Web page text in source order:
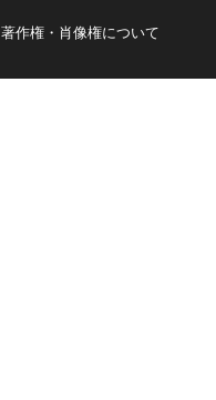
著作権・肖像権について